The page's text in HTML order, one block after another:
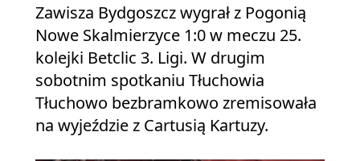
Zawisza Bydgoszcz wygrał z Pogonią
Nowe Skalmierzyce 1:0 w meczu 25.
kolejki Betclic 3. Ligi. W drugim
sobotnim spotkaniu Tłuchowia
Tłuchowo bezbramkowo zremisowała
na wyjeździe z Cartusią Kartuzy.